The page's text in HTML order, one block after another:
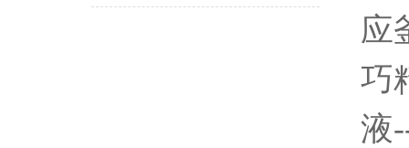
应
巧
液